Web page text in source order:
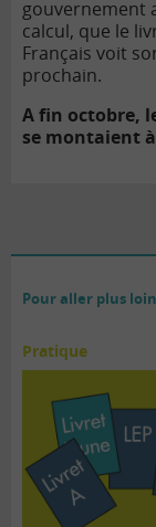
gouvernement
calcul, que le
Français voit
prochain.
A fin octobre,
se montaient
Pour aller plus loin
Pratique